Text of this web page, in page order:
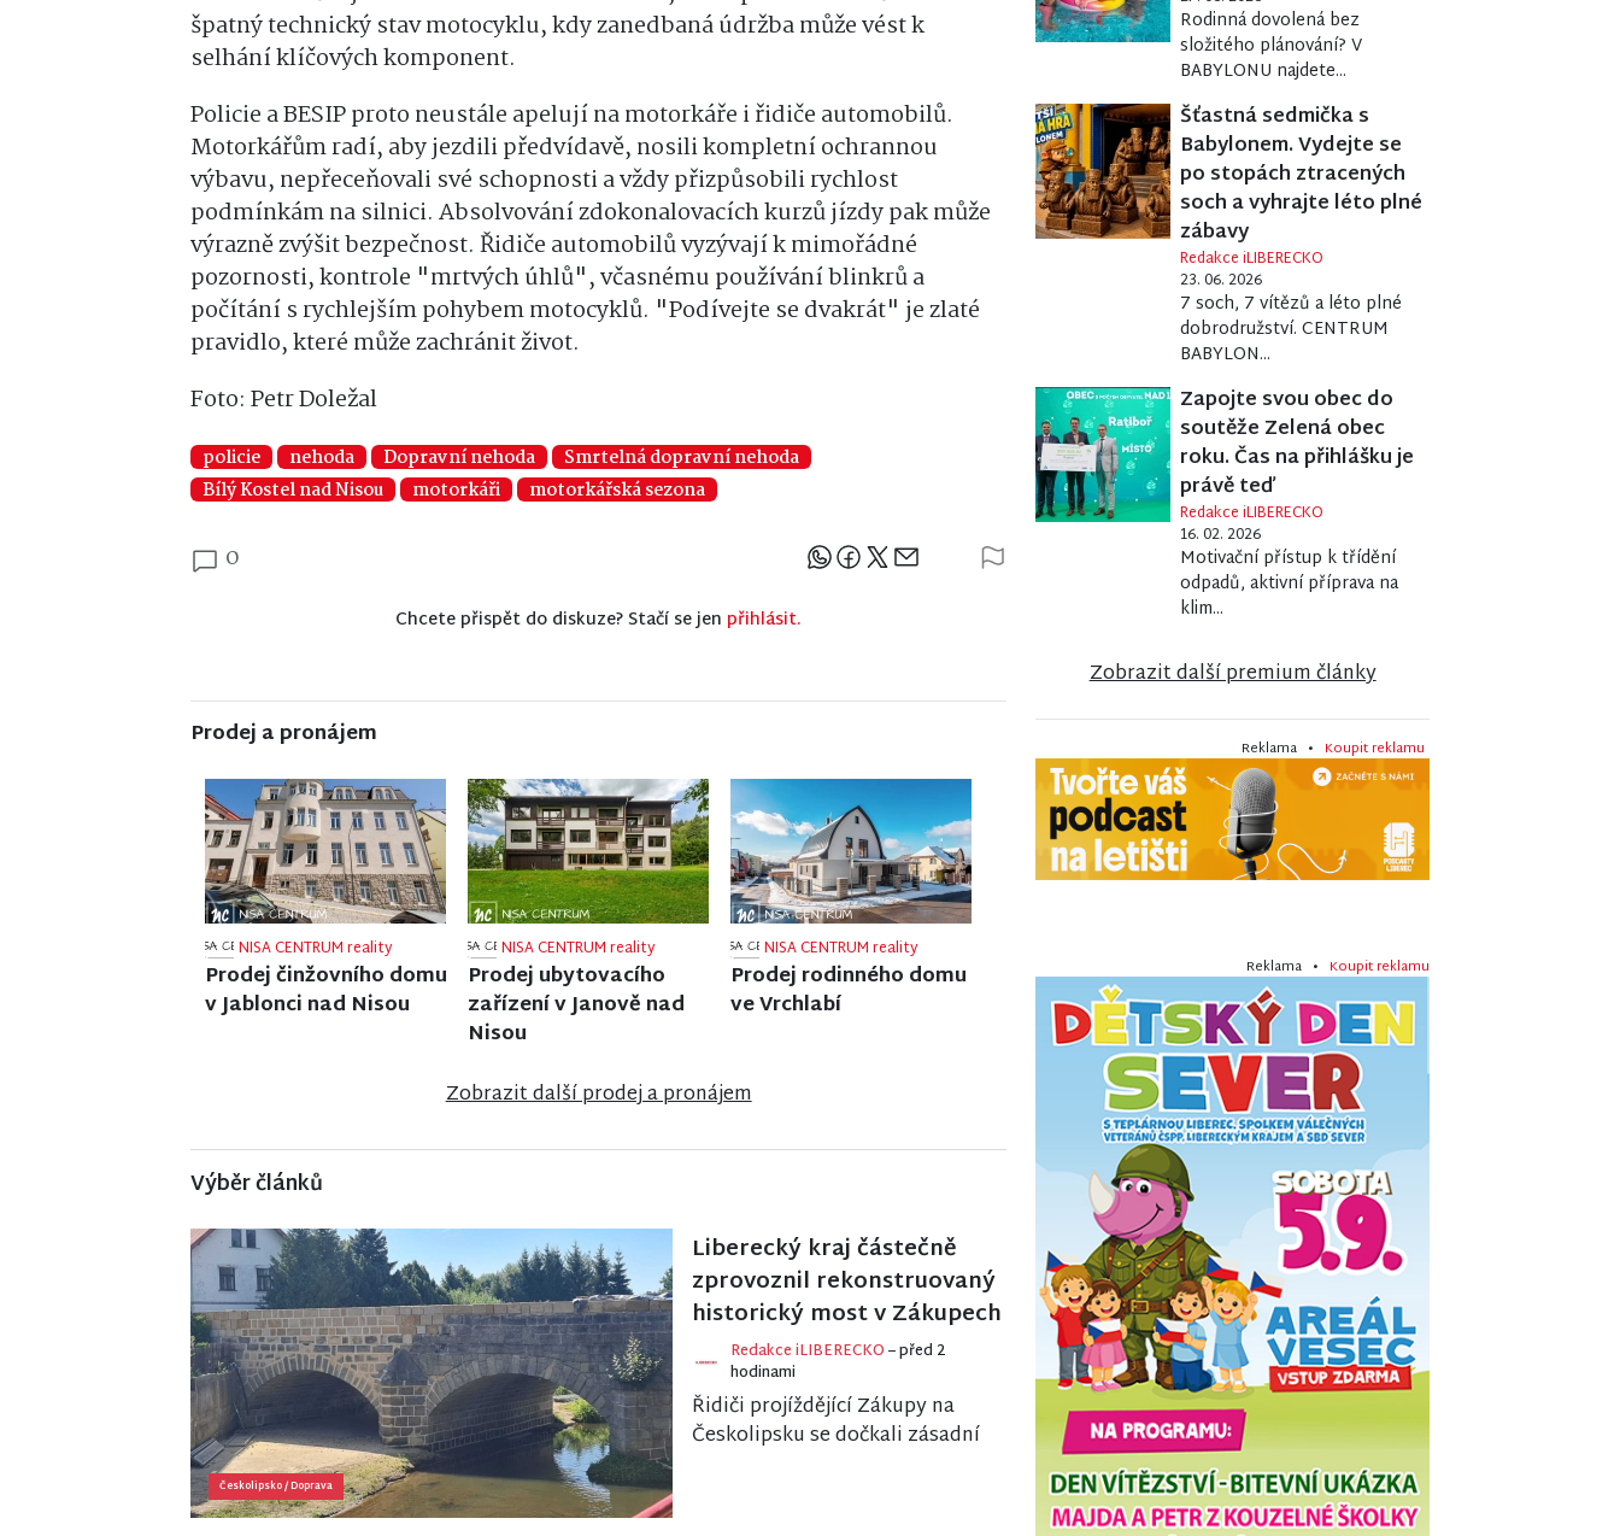
špatný technický stav motocyklu, kdy zanedbaná údržba může vést k
selhání klíčových komponent.
Policie a BESIP proto neustále apelují na motorkáře i řidiče automobilů.
Motorkářům radí, aby jezdili předvídavě, nosili kompletní ochrannou
výbavu, nepřeceňovali své schopnosti a vždy přizpůsobili rychlost
podmínkám na silnici. Absolvování zdokonalovacích kurzů jízdy pak může
výrazně zvýšit bezpečnost. Řidiče automobilů vyzývají k mimořádné
pozornosti, kontrole "mrtvých úhlů", včasnému používání blinkrů a
počítání s rychlejším pohybem motocyklů. "Podívejte se dvakrát" je zlaté
pravidlo, které může zachránit život.
Foto: Petr Doležal
policie nehoda Dopravní nehoda
Smrtelná dopravní nehoda
Bílý Kostel nad Nisou
motorkáři motorkářská sezona
0
Sdílejte článek
Chcete přispět do diskuze? Stačí se jen přihlásit.
Prodej a pronájem
NISA CENTRUM reality
Prodej bytu 1+1 v Liberci
NISA CENTRUM reality
Prodej rodinného domu
v Semilech
NISA CENTRUM reality
Prodej rodinného domu
v Jiřetíně pod Bukovou
Zobrazit další prodej a pronájem
Výběr článků
Českolipsko/Doprava
Liberecký kraj částečně
zprovoznil rekonstruovaný
historický most v Zákupech
Redakce iLIBERECKO– před 2
hodinami
Řidiči projíždějící Zákupy na
Českolipsku se dočkali zásadní
Rodinná dovolená bez
složitého plánování? V
BABYLONU najdete...
Šťastná sedmička s
Babylonem. Vydejte se
po stopách ztracených
soch a vyhrajte léto plné
zábavy
Redakce iLIBERECKO
23. 06. 2026
7 soch, 7 vítězů a léto plné
dobrodružství. CENTRUM
BABYLON...
Zapojte svou obec do
soutěže Zelená obec
roku. Čas na přihlášku je
právě teď
Redakce iLIBERECKO
16. 02. 2026
Motivační přístup k třídění
odpadů, aktivní příprava na
klim...
Zobrazit další premium články
Reklama • Koupit reklamu
Reklama • Koupit reklamu